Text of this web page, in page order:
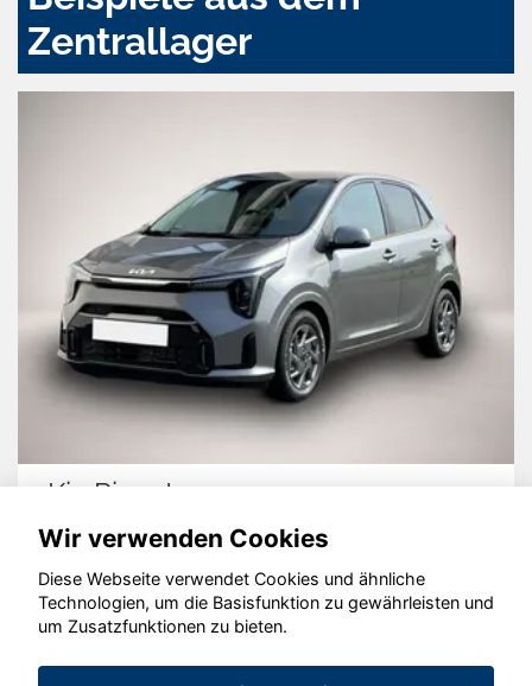
Zentrallager
Kia Picanto
© konjunkturmotor.de GmbH 2020 - 2026
Wir verwenden Cookies
Diese Webseite verwendet Cookies und ähnliche
Technologien, um die Basisfunktion zu gewährleisten und
um Zusatzfunktionen zu bieten.